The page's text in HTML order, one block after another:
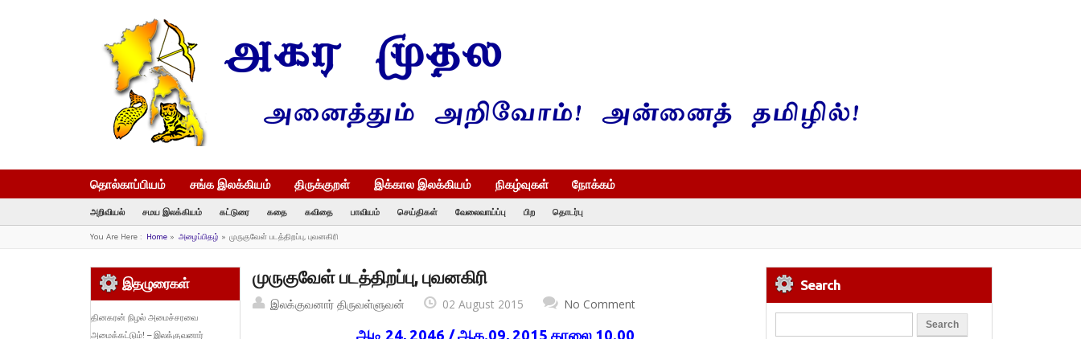
தொல்காப்பியம் சங்க இலக்கியம் திருக்குறள் இக்கால இலக்கியம் நிகழ்வுகள் நோக்கம்
அறிவியல் சமய இலக்கியம் கட்டுரை கதை கவிதை பாவியம் செய்திகள் வேலைவாய்ப்பு பிற தொடர்பு
You Are Here : Home» அழைப்பிதழ் » முருகுவேள் படத்திறப்பு, புவனகிரி
முருகுவேள் படத்திறப்பு, புவனகிரி
இலக்குவனார் திருவள்ளுவன் 02 August 2015 No Comment
இதழுரைகள்
தினகரன் நிழல் அமைச்சரவை
அமைக்கட்டும்! – இலக்குவனார்
Search